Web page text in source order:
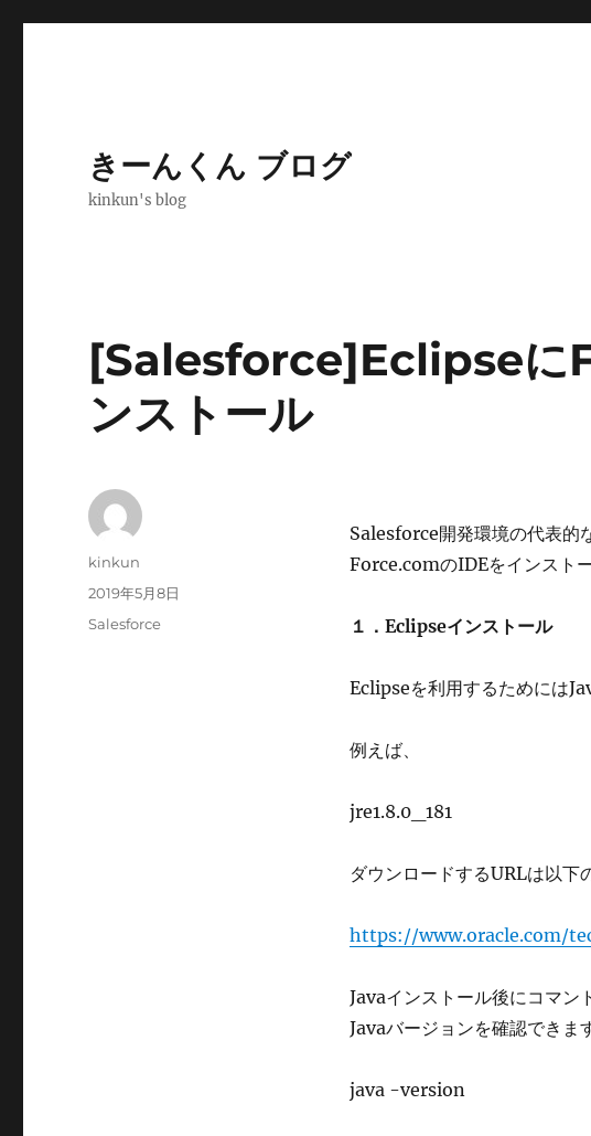
きーんくん ブログ
kinkun's blog
[Salesforce]Eclipseに
ンストール
Salesforce開発環境の代表的
Force.comのIDEをインスト
１．Eclipseインストール
Eclipseを利用するためには
例えば、
jre1.8.0_181
ダウンロードするURLは以下
https://www.oracle.com/
Javaインストール後にコマン
Javaバージョンを確認できま
java -version
投
kinkun
投
2019年5月8日
カ
Salesforce